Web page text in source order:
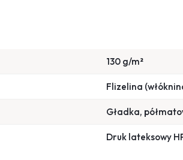
130 g/m²
Flizelina
Gładka,
Druk lateksowy